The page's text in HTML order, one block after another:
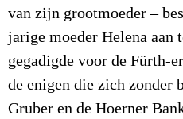
van zijn grootmoeder –
jarige moeder Helena aan
gegadigde voor de Fürth-
de enigen die zich zonder
Gruber en de Hoerner